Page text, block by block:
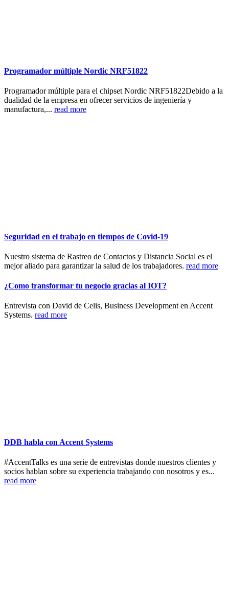
Programador múltiple Nordic NRF51822
Programador múltiple para el chipset Nordic NRF51822Debido a la
dualidad de la empresa en ofrecer servicios de ingeniería y
manufactura,... read more
Seguridad en el trabajo en tiempos de Covid-19
Nuestro sistema de Rastreo de Contactos y Distancia Social es el
mejor aliado para garantizar la salud de los trabajadores. read more
¿Como transformar tu negocio gracias al IOT?
Entrevista con David de Celis, Business Development en Accent
Systems. read more
DDB habla con Accent Systems
#AccentTalks es una serie de entrevistas donde nuestros clientes y
socios hablan sobre su experiencia trabajando con nosotros y es...
read more